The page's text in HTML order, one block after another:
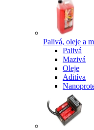
Palivá, oleje a
Palivá
Mazivá
Oleje
Aditíva